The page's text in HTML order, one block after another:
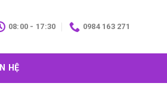
08:00 - 17:30 0984 163 271
HỆ